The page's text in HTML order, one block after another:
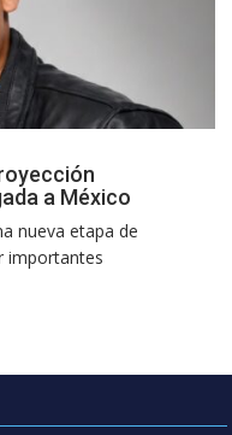
a México
nueva etapa de
importantes